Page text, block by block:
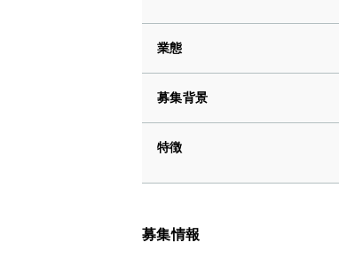
業態
募集背景
特徴
募集情報